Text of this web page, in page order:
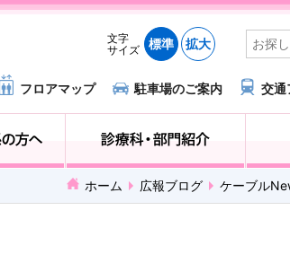
文字
サイズ
標準 拡大
フロアマップ 駐車場のご案内 交通
ホーム 広報ブログ ケーブル